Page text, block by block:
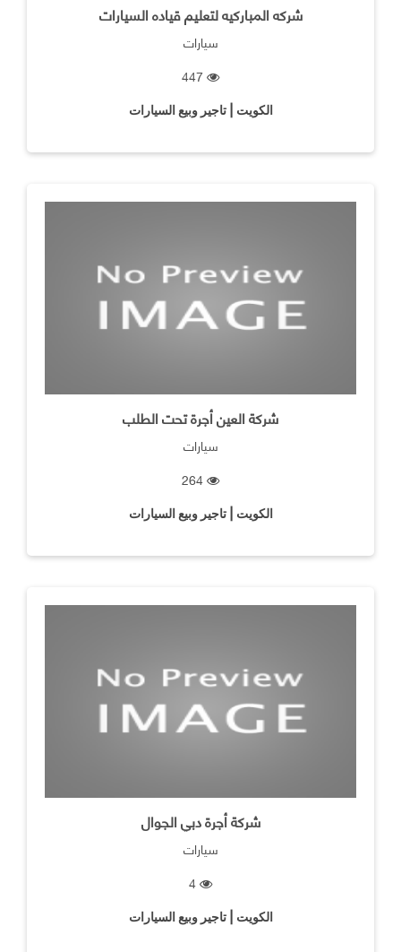
شركه المباركيه لتعليم قياده السيارات
سيارات
الكويت | تاجير وبيع السيارات
شركة العين أجرة تحت الطلب
سيارات
الكويت | تاجير وبيع السيارات
شركة أجرة دبي الجوال
سيارات
الكويت | تاجير وبيع السيارات